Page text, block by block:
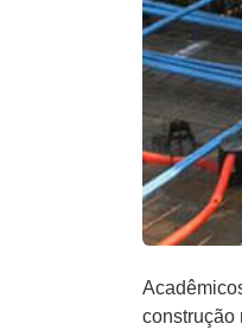
construção